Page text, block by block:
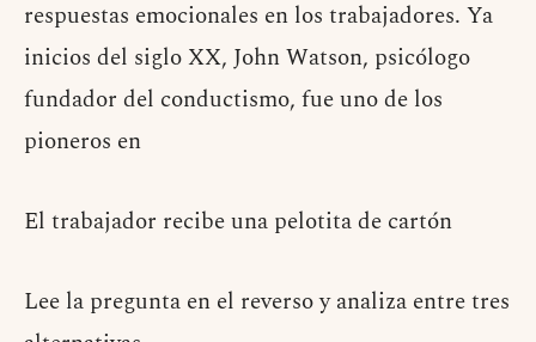
respuestas emocionales en los trabajadores. Ya
inicios del siglo XX, John Watson, psicólogo
fundador del conductismo, fue uno de los
pioneros en
El trabajador recibe una pelotita de cartón
Lee la pregunta en el reverso y analiza entre tres